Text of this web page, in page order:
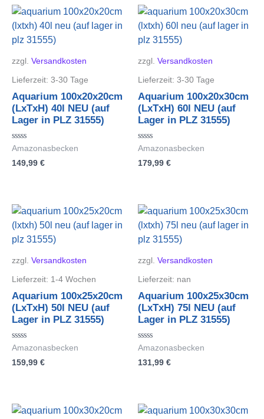
zzgl. Versandkosten
Lieferzeit: 3-30 Tage
Aquarium 100x20x20cm
(LxTxH) 40l NEU (auf
Lager in PLZ 31555)
Bewertet
0
Amazonasbecken
149,99 €
zzgl. Versandkosten
Lieferzeit: 3-30 Tage
Aquarium 100x20x30cm
(LxTxH) 60l NEU (auf
Lager in PLZ 31555)
Bewertet
0
Amazonasbecken
179,99 €
zzgl. Versandkosten
Lieferzeit: 1-4 Wochen
Aquarium 100x25x20cm
(LxTxH) 50l NEU (auf
Lager in PLZ 31555)
Bewertet
0
Amazonasbecken
159,99 €
zzgl. Versandkosten
Lieferzeit: nan
Aquarium 100x25x30cm
(LxTxH) 75l NEU (auf
Lager in PLZ 31555)
Bewertet
0
Amazonasbecken
131,99 €